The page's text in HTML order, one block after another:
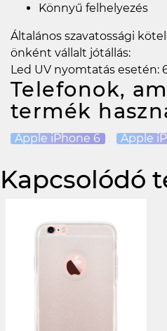
Könnyű felhelyezés
Általános szavatossági
önként vállalt jótállás:
Led UV nyomtatás esetén:
Telefonok,
termék
Apple iPhone 6 Apple
Kapcsolódó